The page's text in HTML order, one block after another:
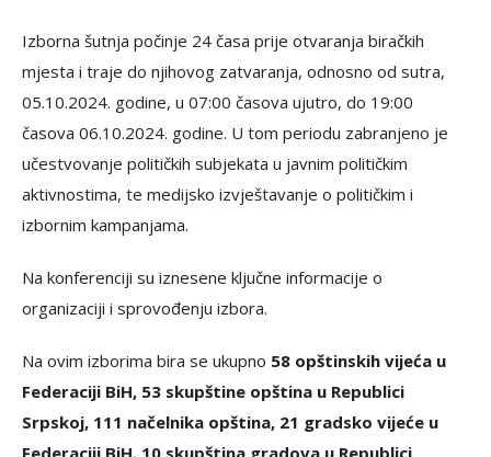
Izborna šutnja počinje 24 časa prije otvaranja biračkih
mjesta i traje do njihovog zatvaranja, odnosno od sutra,
05.10.2024. godine, u 07:00 časova ujutro, do 19:00
časova 06.10.2024. godine. U tom periodu zabranjeno je
učestvovanje političkih subjekata u javnim političkim
aktivnostima, te medijsko izvještavanje o političkim i
izbornim kampanjama.
Na konferenciji su iznesene ključne informacije o
organizaciji i sprovođenju izbora.
Na ovim izborima bira se ukupno 58 opštinskih vijeća u
Federaciji BiH, 53 skupštine opština u Republici
Srpskoj, 111 načelnika opština, 21 gradsko vijeće u
Federaciji BiH, 10 skupština gradova u Republici